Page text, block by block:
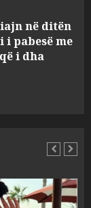
në ditën
i pabesë me
i dha
u vodhën